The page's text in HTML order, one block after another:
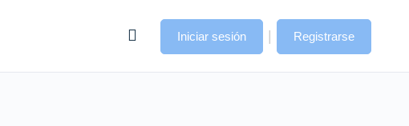
Iniciar sesión | Registrarse